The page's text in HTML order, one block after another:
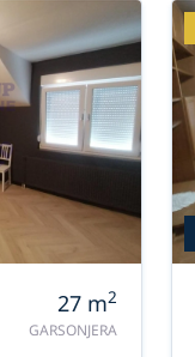
27 m2
GARSONJERA